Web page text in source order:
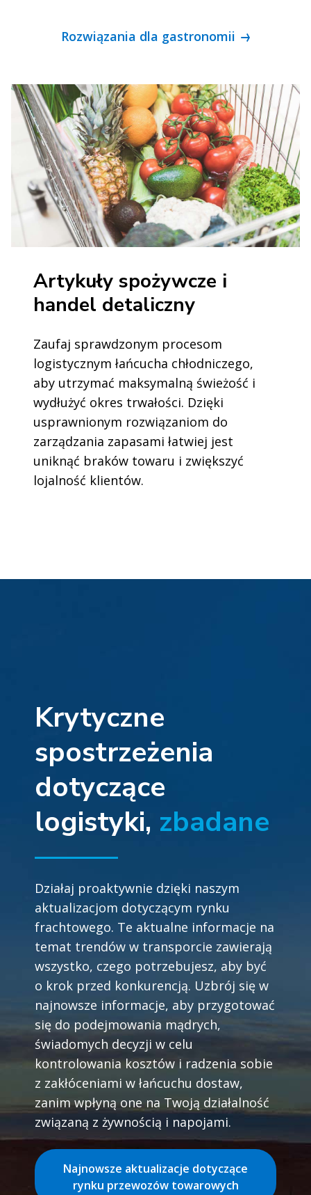
Rozwiązania dla gastronomii
Artykuły spożywcze i
handel detaliczny
Zaufaj sprawdzonym procesom
logistycznym łańcucha chłodniczego,
aby utrzymać maksymalną świeżość i
wydłużyć okres trwałości. Dzięki
usprawnionym rozwiązaniom do
zarządzania zapasami łatwiej jest
uniknąć braków towaru i zwiększyć
lojalność klientów.
Krytyczne
spostrzeżenia
dotyczące
logistyki, zbadane
Działaj proaktywnie dzięki naszym
aktualizacjom dotyczącym rynku
frachtowego. Te aktualne informacje na
temat trendów w transporcie zawierają
wszystko, czego potrzebujesz, aby być
o krok przed konkurencją. Uzbrój się w
najnowsze informacje, aby przygotować
się do podejmowania mądrych,
świadomych decyzji w celu
kontrolowania kosztów i radzenia sobie
z zakłóceniami w łańcuchu dostaw,
zanim wpłyną one na Twoją działalność
związaną z żywnością i napojami.
Najnowsze aktualizacje dotyczące
rynku przewozów towarowych